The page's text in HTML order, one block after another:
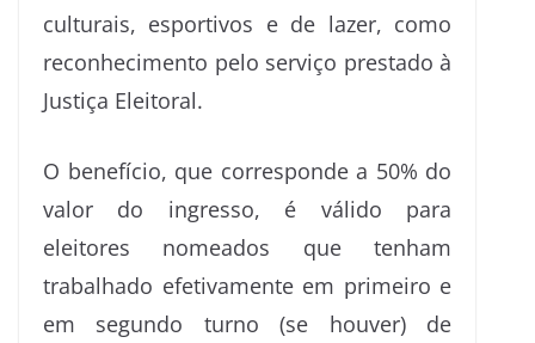
culturais, esportivos e de lazer, como
reconhecimento pelo serviço prestado à
Justiça Eleitoral.
O benefício, que corresponde a 50% do
valor do ingresso, é válido para
eleitores nomeados que tenham
trabalhado efetivamente em primeiro e
em segundo turno (se houver) de